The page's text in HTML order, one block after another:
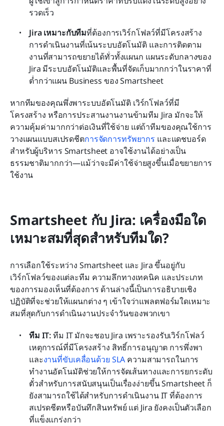
รวดเร็ว
Jira เหมาะกับทีมที่ต้องการเวิร์กโฟลว์ที่มีโครงสร้าง
การดำเนินงานที่เน้นระบบอัตโนมัติ และการติดตาม
งานที่สามารถขยายได้ทั่วทั้งแผนก แผนระดับกลางของ
Jira มีระบบอัตโนมัติและพื้นที่จัดเก็บมากกว่าในราคาที่
ต่ำกว่าแผน Business ของ Smartsheet
หากทีมของคุณพึ่งพาระบบอัตโนมัติ เวิร์กโฟลว์ที่มี
โครงสร้าง หรือการประสานงานงานข้ามทีม Jira มักจะให้
ความคุ้มค่ามากกว่าต่อเงินที่ใช้จ่าย แต่ถ้าทีมของคุณใช้การ
วางแผนแบบสเปรดชีตการจัดการทรัพยากร และแดชบอร์ด
สำหรับผู้บริหาร Smartsheet อาจใช้งานได้อย่างเป็น
ธรรมชาติมากกว่า—แม้ว่าจะมีค่าใช้จ่ายสูงขึ้นเมื่อขยายการ
ใช้งาน
Smartsheet กับ Jira: เครื่องมือใด
เหมาะสมที่สุดสำหรับทีมใด?
การเลือกใช้ระหว่าง Smartsheet และ Jira ขึ้นอยู่กับ
เวิร์กโฟลว์ของแต่ละทีม ความลึกทางเทคนิค และประเภท
ของการมองเห็นที่ต้องการ ด้านล่างนี้เป็นการอธิบายเชิง
ปฏิบัติที่จะช่วยให้แผนกต่าง ๆ เข้าใจว่าแพลตฟอร์มใดเหมาะ
สมที่สุดกับการดำเนินงานประจำวันของพวกเขา
ทีม IT: ทีม IT มักจะชอบ Jira เพราะรองรับเวิร์กโฟลว์
เหตุการณ์ที่มีโครงสร้าง สิทธิ์การอนุญาต การพึ่งพา
และงานที่ขับเคลื่อนด้วย SLA ความสามารถในการ
ทำงานอัตโนมัติช่วยให้การจัดเส้นทางและการยกระดับ
ตั๋วสำหรับการสนับสนุนเป็นเรื่องง่ายขึ้น Smartsheet ก็
ยังสามารถใช้ได้สำหรับการดำเนินงาน IT ที่ต้องการ
สเปรดชีตหรือบันทึกสินทรัพย์ แต่ Jira ยังคงเป็นตัวเลือก
ที่แข็งแกร่งกว่า